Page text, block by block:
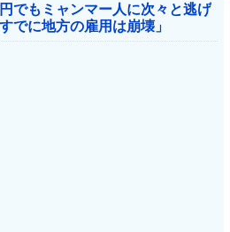
でもミャンマー人に次々と逃げ
でに地方の雇用は崩壊」